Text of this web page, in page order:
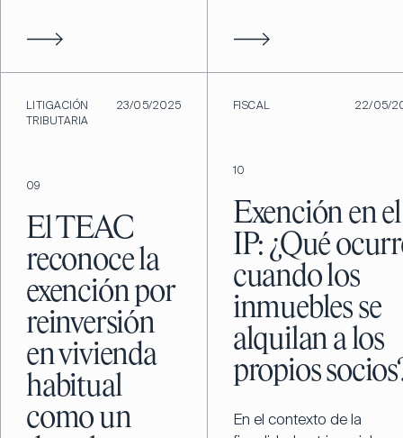
LITIGACIÓN
TRIBUTARIA
23/05/2025
09
El TEAC
reconoce la
exención por
reinversión
en vivienda
habitual
como un
FISCAL 22/05/
10
Exención en el
IP: ¿Qué
cuando los
inmuebles se
alquilan a los
propios
En el contexto de la